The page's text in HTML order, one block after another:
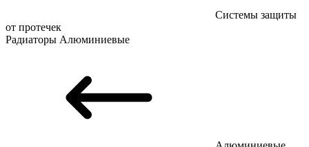
Системы защиты
от протечек
Радиаторы Алюминиевые